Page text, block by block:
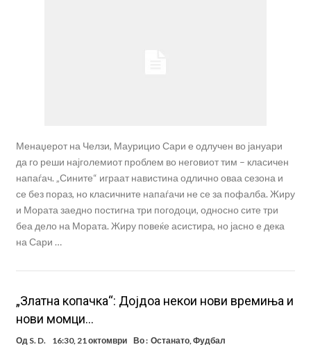
Менаџерот на Челзи, Маурицио Сари е одлучен во јануари
да го реши најголемиот проблем во неговиот тим – класичен
напаѓач. „Сините“ играат навистина одлично оваа сезона и
се без пораз, но класичните напаѓачи не се за пофалба. Жиру
и Мората заедно постигна три погодоци, односно сите три
беа дело на Мората. Жиру повеќе асистира, но јасно е дека
на Сари …
„Златна копачка“: Дојдоа некои нови времиња и
нови момци…
Од S. D. 16:30, 21 октомври Во : Останато,Фудбал